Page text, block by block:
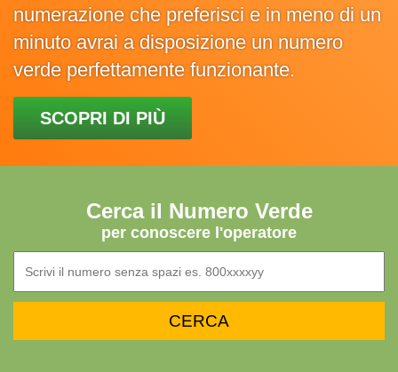
numerazione che preferisci e in meno di un
minuto avrai a disposizione un numero
verde perfettamente funzionante.
SCOPRI DI PIÙ
Cerca il Numero Verde
per conoscere l'operatore